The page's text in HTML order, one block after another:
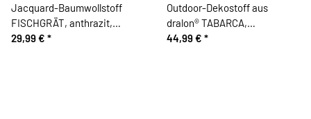
Jacquard-Baumwollstoff
FISCHGRÄT, anthrazit,
Acufactum
29,99 € *
Outdoor-Dekostoff aus
dralon® TABARCA,
teflonbeschichtet, Streifen,
44,99 € *